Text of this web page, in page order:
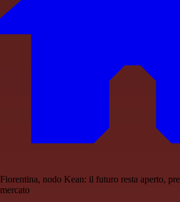
Fiorentina, nodo Kean: il futuro resta aperto,
mercato